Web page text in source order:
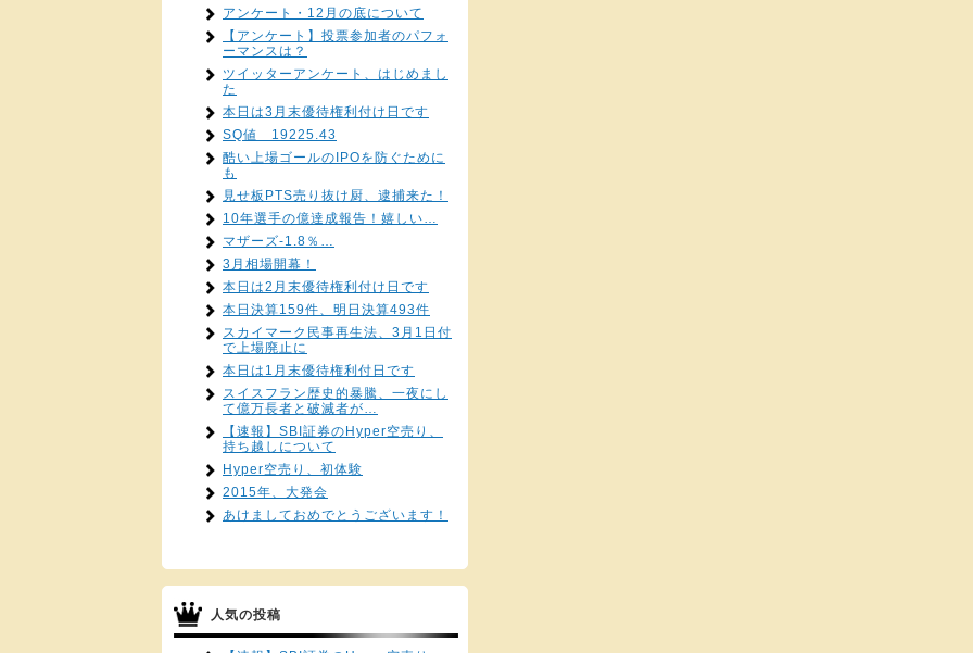
アンケート・12月の底について
【アンケート】投票参加者のパフォ
ーマンスは？
ツイッターアンケート、はじめまし
た
本日は3月末優待権利付け日です
SQ値 19225.43
酷い上場ゴールのIPOを防ぐために
も
見せ板PTS売り抜け厨、逮捕来た！
10年選手の億達成報告！嬉しい…
マザーズ-1.8％…
3月相場開幕！
本日は2月末優待権利付け日です
本日決算159件、明日決算493件
スカイマーク民事再生法、3月1日付
で上場廃止に
本日は1月末優待権利付日です
スイスフラン歴史的暴騰、一夜にし
て億万長者と破滅者が…
【速報】SBI証券のHyper空売り、
持ち越しについて
Hyper空売り、初体験
2015年、大発会
あけましておめでとうございます！
人気の投稿